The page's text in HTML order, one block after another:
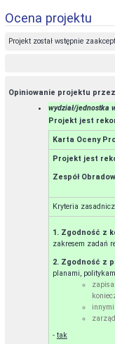
Ocena projektu
Projekt został wstępnie
Opiniowanie projektu przez
wydział/jednostka
Projekt jest
Karta Oceny
Projekt jest
Zespół
Kryteria
1. Zgodność z
zakresem zadań
2. Zgodność z
planami,
innymi
- tak